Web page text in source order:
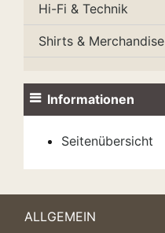
Hi-Fi & Technik
Shirts & Merchandise
Informationen
Seitenübersicht
ALLGEMEIN